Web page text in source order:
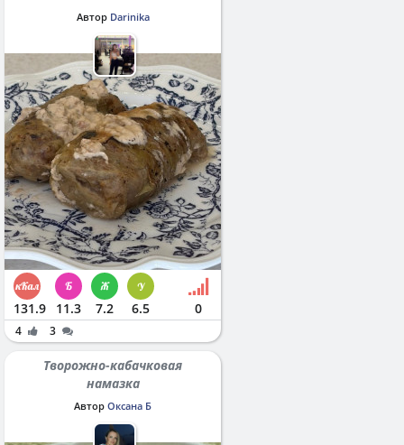
Автор Darinika
131.9 11.3 7.2 6.5 0
4 3
Творожно-кабачковая
намазка
Автор Оксана Б